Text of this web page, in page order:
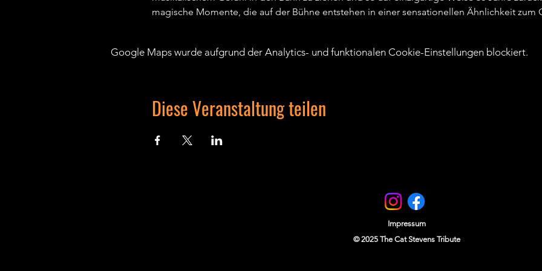
magische Momente, die auf der Bühne entstehen in einer sensationellen Ähnlichkeit zum
Google Maps wurde aufgrund der Analytics- und funktionalen Cookie-Einstellungen blockiert.
Diese Veranstaltung teilen
Impressum
© 2025 The Cat Stevens Tribute